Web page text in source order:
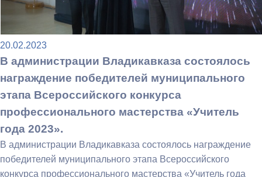
20.02.2023
В администрации Владикавказа состоялось
награждение победителей муниципального
этапа Всероссийского конкурса
профессионального мастерства «Учитель
года 2023».
В администрации Владикавказа состоялось награждение
победителей муниципального этапа Всероссийского
конкурса профессионального мастерства «Учитель года